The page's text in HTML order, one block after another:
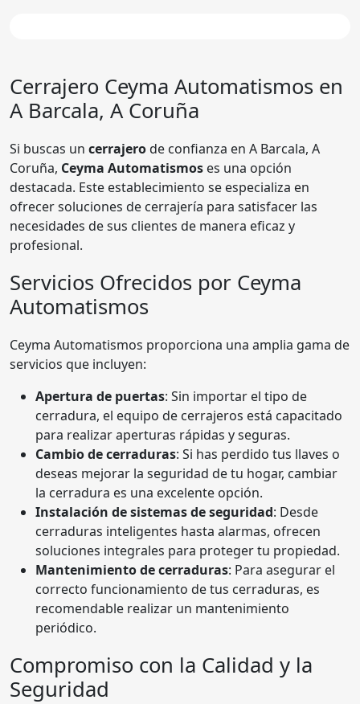
Cerrajero Ceyma Automatismos en
A Barcala, A Coruña
Si buscas un cerrajerode confianza en A Barcala, A
Coruña, Ceyma Automatismos es una opción
destacada. Este establecimiento se especializa en
ofrecer soluciones de cerrajería para satisfacer las
necesidades de sus clientes de manera eficaz y
profesional.
Servicios Ofrecidos por Ceyma
Automatismos
Ceyma Automatismos proporciona una amplia gama de
servicios que incluyen:
Apertura de puertas: Sin importar el tipo de
cerradura, el equipo de cerrajeros está capacitado
para realizar aperturas rápidas y seguras.
Cambio de cerraduras: Si has perdido tus llaves o
deseas mejorar la seguridad de tu hogar, cambiar
la cerradura es una excelente opción.
Instalación de sistemas de seguridad: Desde
cerraduras inteligentes hasta alarmas, ofrecen
soluciones integrales para proteger tu propiedad.
Mantenimiento de cerraduras: Para asegurar el
correcto funcionamiento de tus cerraduras, es
recomendable realizar un mantenimiento
periódico.
Compromiso con la Calidad y la
Seguridad